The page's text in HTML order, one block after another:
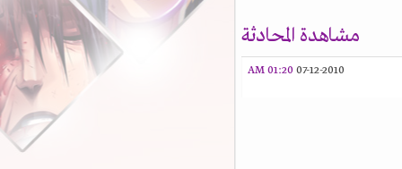
مشاهدة المحادثة
07-12-2010
01:20 AM